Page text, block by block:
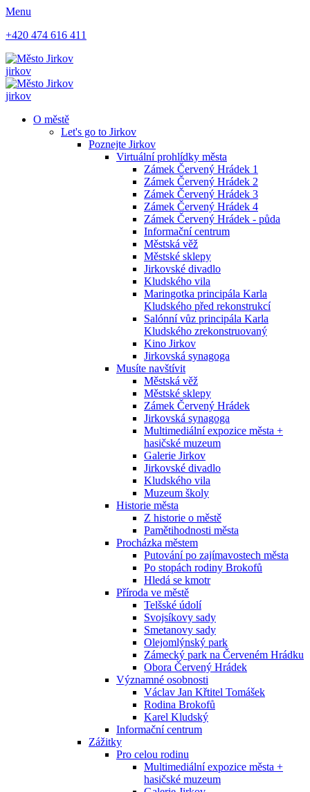
Menu
+420 474 616 411
jirkov
jirkov
O městě
Let's go to Jirkov
Poznejte Jirkov
Virtuální prohlídky města
Zámek Červený Hrádek 1
Zámek Červený Hrádek 2
Zámek Červený Hrádek 3
Zámek Červený Hrádek 4
Zámek Červený Hrádek - půda
Informační centrum
Městská věž
Městské sklepy
Jirkovské divadlo
Kludského vila
Maringotka principála Karla
Kludského před rekonstrukcí
Salónní vůz principála Karla
Kludského zrekonstruovaný
Kino Jirkov
Jirkovská synagoga
Musíte navštívit
Městská věž
Městské sklepy
Zámek Červený Hrádek
Jirkovská synagoga
Multimediální expozice města +
hasičské muzeum
Galerie Jirkov
Jirkovské divadlo
Kludského vila
Muzeum školy
Historie města
Z historie o městě
Pamětihodnosti města
Procházka městem
Putování po zajímavostech města
Po stopách rodiny Brokofů
Hledá se kmotr
Příroda ve městě
Telšské údolí
Svojsíkovy sady
Smetanovy sady
Olejomlýnský park
Zámecký park na Červeném Hrádku
Obora Červený Hrádek
Významné osobnosti
Václav Jan Křtitel Tomášek
Rodina Brokofů
Karel Kludský
Informační centrum
Zážitky
Pro celou rodinu
Multimediální expozice města +
hasičské muzeum